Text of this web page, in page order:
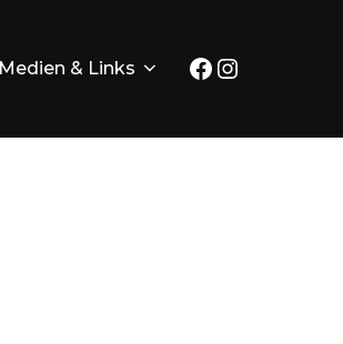
Medien & Links Facebook
Instagram